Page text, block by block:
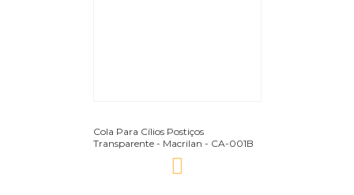
Cola Para Cílios Postiços
Transparente - Macrilan - CA-001B